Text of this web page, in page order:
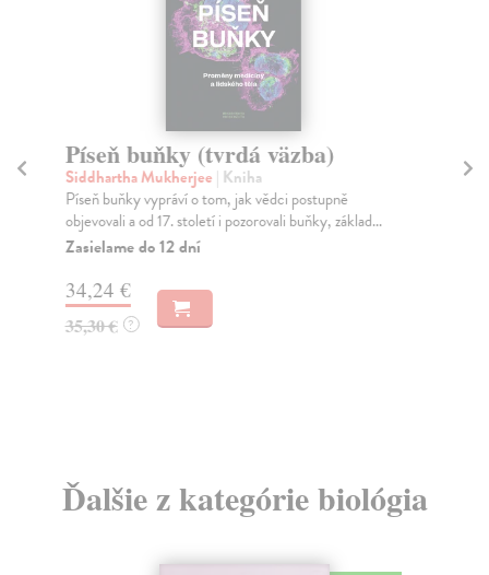
Píseň buňky (tvrdá väzba)
Siddhartha Mukherjee | Kniha
Píseň buňky vypráví o tom, jak vědci postupně
objevovali a od 17. století i pozorovali buňky, základ...
Zasielame do 12 dní
34,24 €
35,30 € ?
Ďalšie z kategórie biológia